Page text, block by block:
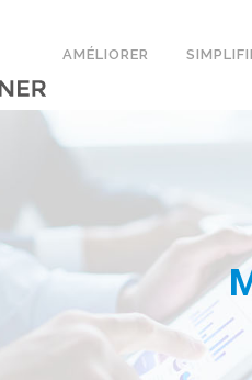
AMÉLIORER